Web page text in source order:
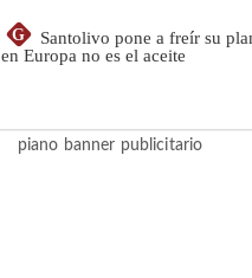
G
Santolivo pone a freír su
en Europa no es el aceite